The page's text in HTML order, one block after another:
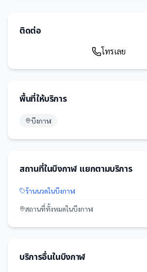
ติดต่อ
โทรเลย
พื้นที่ให้บริการ
บึงกาฬ
สถานที่ในบึงกาฬแยกตามบริการ
ร้านนวดในบึงกาฬ
สถานที่ทั้งหมดในบึงกาฬ
บริการอื่นในบึงกาฬ